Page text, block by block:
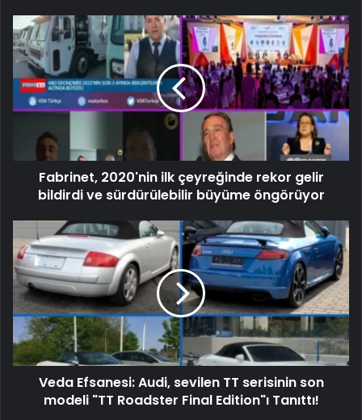
Fabrinet, 2020'nin ilk çeyreğinde rekor gelir
bildirdi ve sürdürülebilir büyüme öngörüyor
Veda Efsanesi: Audi, sevilen TT serisinin son
modeli "TT Roadster Final Edition"ı Tanıttı!